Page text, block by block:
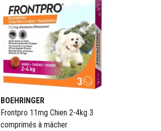
BOEHRINGER
Frontpro 11mg Chien 2-4kg 3
comprimés à mâcher